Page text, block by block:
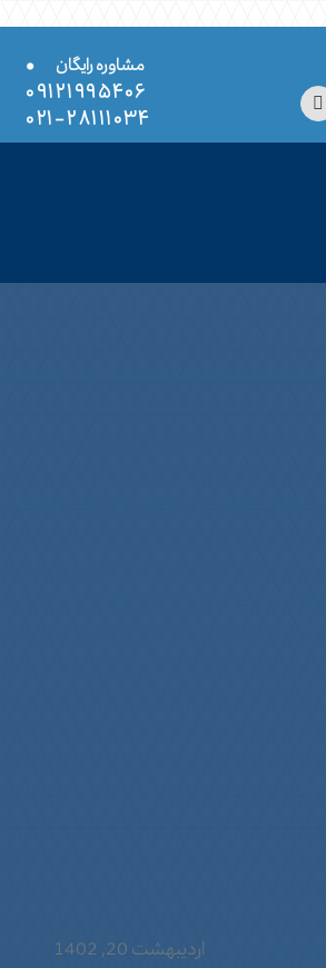
مشاوره رایگان
•
۰۹۱۲۱۹۹۵۴۰۶
۲۸۱۱۱۰۳۴-۰۲۱
اردیبهشت 20, 1402